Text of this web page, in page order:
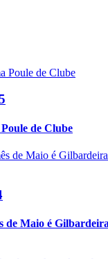
de Clube
de Maio é